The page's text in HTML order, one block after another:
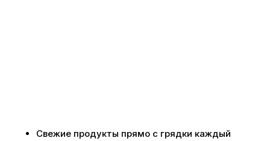
Свежие продукты прямо с грядки каждый